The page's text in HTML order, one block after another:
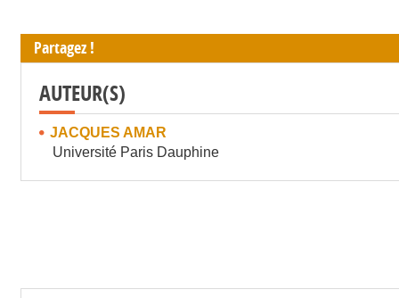
Partagez !
AUTEUR(S)
JACQUES AMAR
Université Paris Dauphine